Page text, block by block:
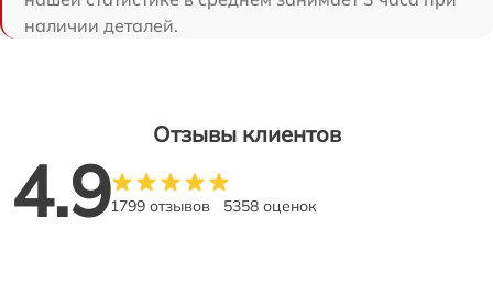
наличии деталей.
Отзывы клиентов
4.91799 отзывов 5358 оценок